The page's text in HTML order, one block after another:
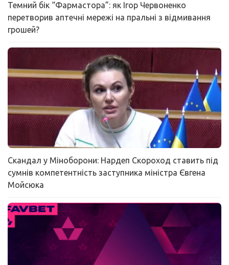
Темний бік “Фармастора”: як Ігор Червоненко
перетворив аптечні мережі на пральні з відмивання
грошей?
Скандал у Міноборони: Нардеп Скороход ставить під
сумнів компетентність заступника міністра Євгена
Мойсюка